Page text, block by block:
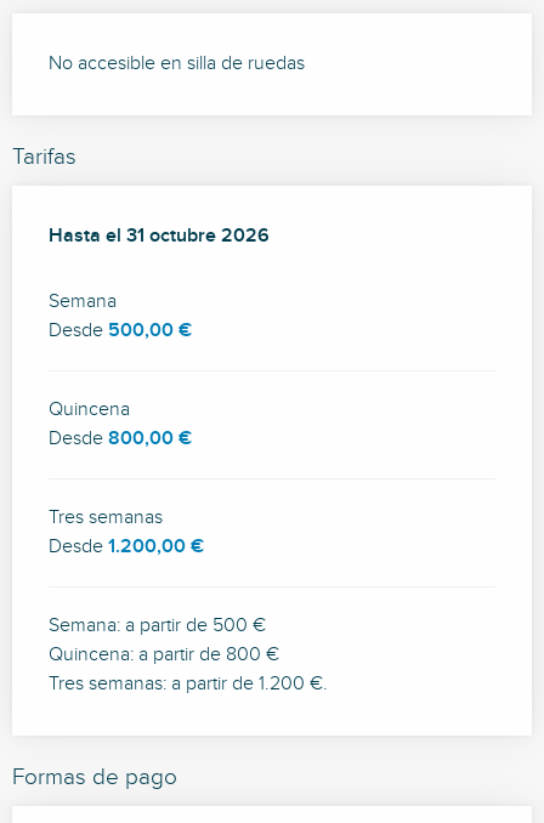
No accesible en silla de ruedas
Tarifas
Desde 1 enero 2026hasta
Hasta el 31 octubre 2026
Semana
Desde 500,00 €
Quincena
Desde 800,00 €
Tres semanas
Desde 1.200,00 €
Semana: a partir de 500 €
Quincena: a partir de 800 €
Tres semanas: a partir de 1.200 €.
Formas de pago